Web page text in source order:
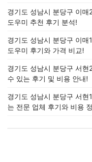
경기도 성남시 분당구 이
도우미 추천 후기 분석!
경기도 성남시 분당구 이
도우미 후기와 가격 비교!
경기도 성남시 분당구 서
수 있는 후기 및 비용 안내!
경기도 성남시 분당구 서
는 전문 업체 후기와 비용